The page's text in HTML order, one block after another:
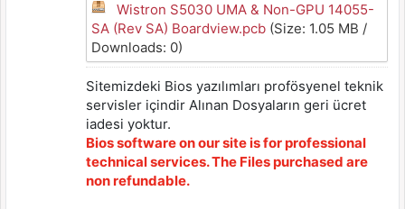
Wistron S5030 UMA & Non-GPU 14055-
SA (Rev SA) Boardview.pcb(Size: 1.05 MB /
Downloads: 0)
Sitemizdeki Bios yazılımları profösyenel teknik
servisler içindir Alınan Dosyaların geri ücret
iadesi yoktur.
Bios software on our site is for professional
technical services. The Files purchased are
non refundable.